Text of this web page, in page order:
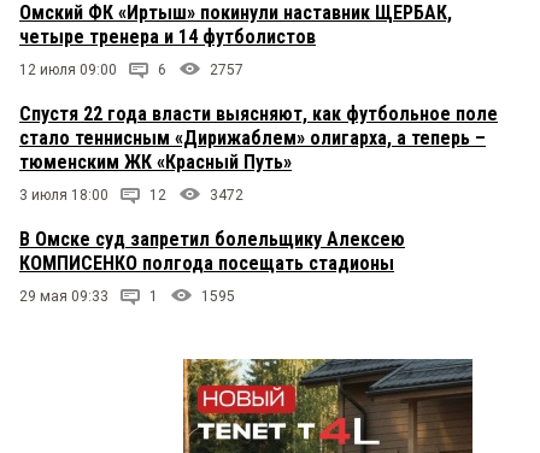
Омский ФК «Иртыш» покинули наставник ЩЕРБАК,
четыре тренера и 14 футболистов
12 июля 09:00 6 2757
Спустя 22 года власти выясняют, как футбольное поле
стало теннисным «Дирижаблем» олигарха, а теперь –
тюменским ЖК «Красный Путь»
3 июля 18:00 12 3472
В Омске суд запретил болельщику Алексею
КОМПИСЕНКО полгода посещать стадионы
29 мая 09:33 1 1595